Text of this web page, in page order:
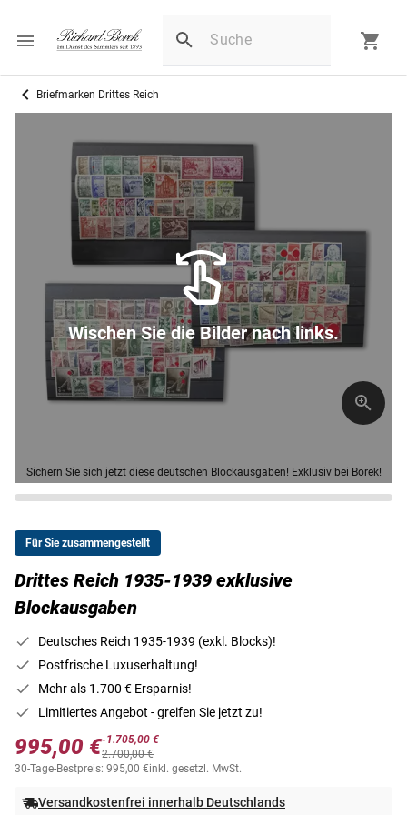
Briefmarken Drittes Reich
Sichern Sie sich jetzt diese deutschen Blockausgaben! Exklusiv bei Borek!
Wischen Sie die Bilder nach links.
Für Sie zusammengestellt
Drittes Reich 1935-1939 exklusive
Blockausgaben
Deutsches Reich 1935-1939 (exkl. Blocks)!
Postfrische Luxuserhaltung!
Mehr als 1.700 € Ersparnis!
Limitiertes Angebot - greifen Sie jetzt zu!
995,00 €-1.705,00 €
2.700,00 €
30-Tage-Bestpreis: 995,00 €inkl. gesetzl. MwSt.
Versandkostenfrei innerhalb Deutschlands